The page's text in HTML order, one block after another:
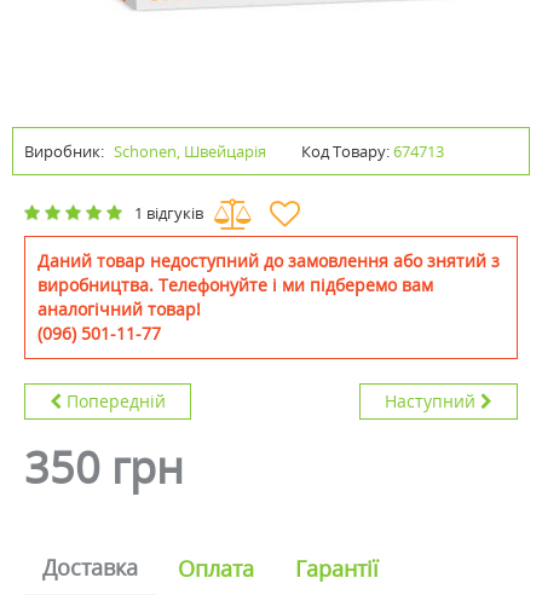
Виробник: Schonen, Швейцарія Код Товару:674713
1 відгуків
Даний товар недоступний до замовлення або знятий з
виробництва. Телефонуйте і ми підберемо вам
аналогічний товар!
(096) 501-11-77
Попередній Наступний
350 грн
Доставка Оплата Гарантії